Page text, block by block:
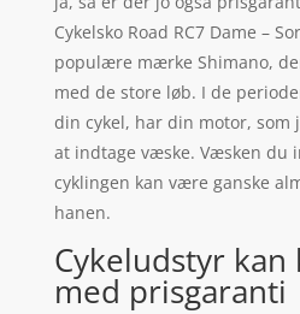
Cykelsko Road RC7 Dame –
populære mærke Shimano,
med de store løb. I de
din cykel, har din motor, som
at indtage væske. Væsken du
cyklingen kan være ganske
hanen.
Cykeludstyr
med prisgaranti